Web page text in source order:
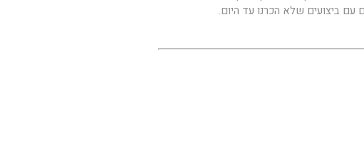
עם ביצועים שלא הכרנו עד היום.